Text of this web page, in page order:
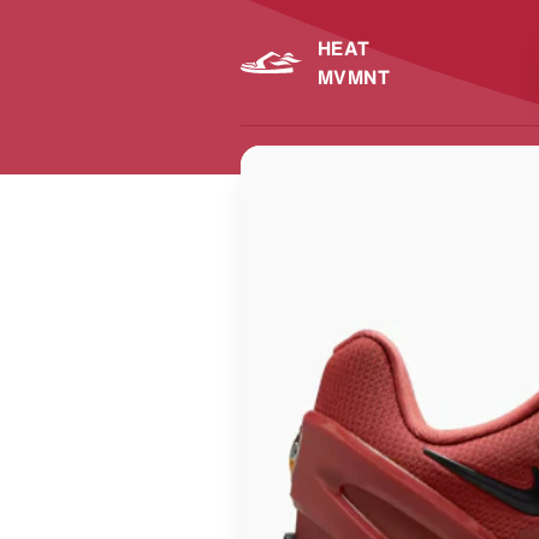
HEAT
MVMNT